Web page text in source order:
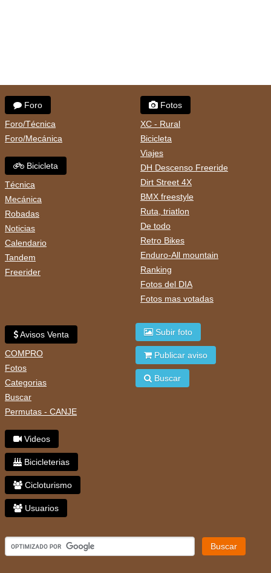
Foro
Foro/Técnica
Foro/Mecánica
Bicicleta
Técnica
Mecánica
Robadas
Noticias
Calendario
Tandem
Freerider
Fotos
XC - Rural
Bicicleta
Viajes
DH Descenso Freeride
Dirt Street 4X
BMX freestyle
Ruta, triatlon
De todo
Retro Bikes
Enduro-All mountain
Ranking
Fotos del DIA
Fotos mas votadas
Avisos Venta
COMPRO
Fotos
Categorias
Buscar
Permutas - CANJE
Videos
Bicicleterias
Cicloturismo
Usuarios
Subir foto
Publicar aviso
Buscar
Buscar